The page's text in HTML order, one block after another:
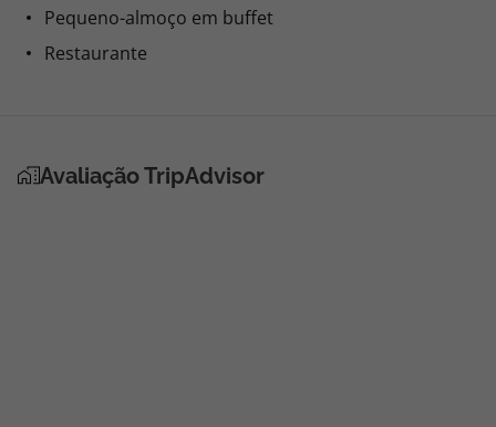
Pequeno-almoço em buffet
Restaurante
Avaliação TripAdvisor